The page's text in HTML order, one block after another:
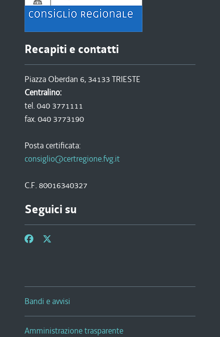
Recapiti e contatti
Piazza Oberdan 6, 34133 TRIESTE
Centralino:
tel. 040 3771111
fax. 040 3773190
Posta certificata:
consiglio@certregione.fvg.it
C.F. 80016340327
Seguici su
Bandi e avvisi
Amministrazione trasparente